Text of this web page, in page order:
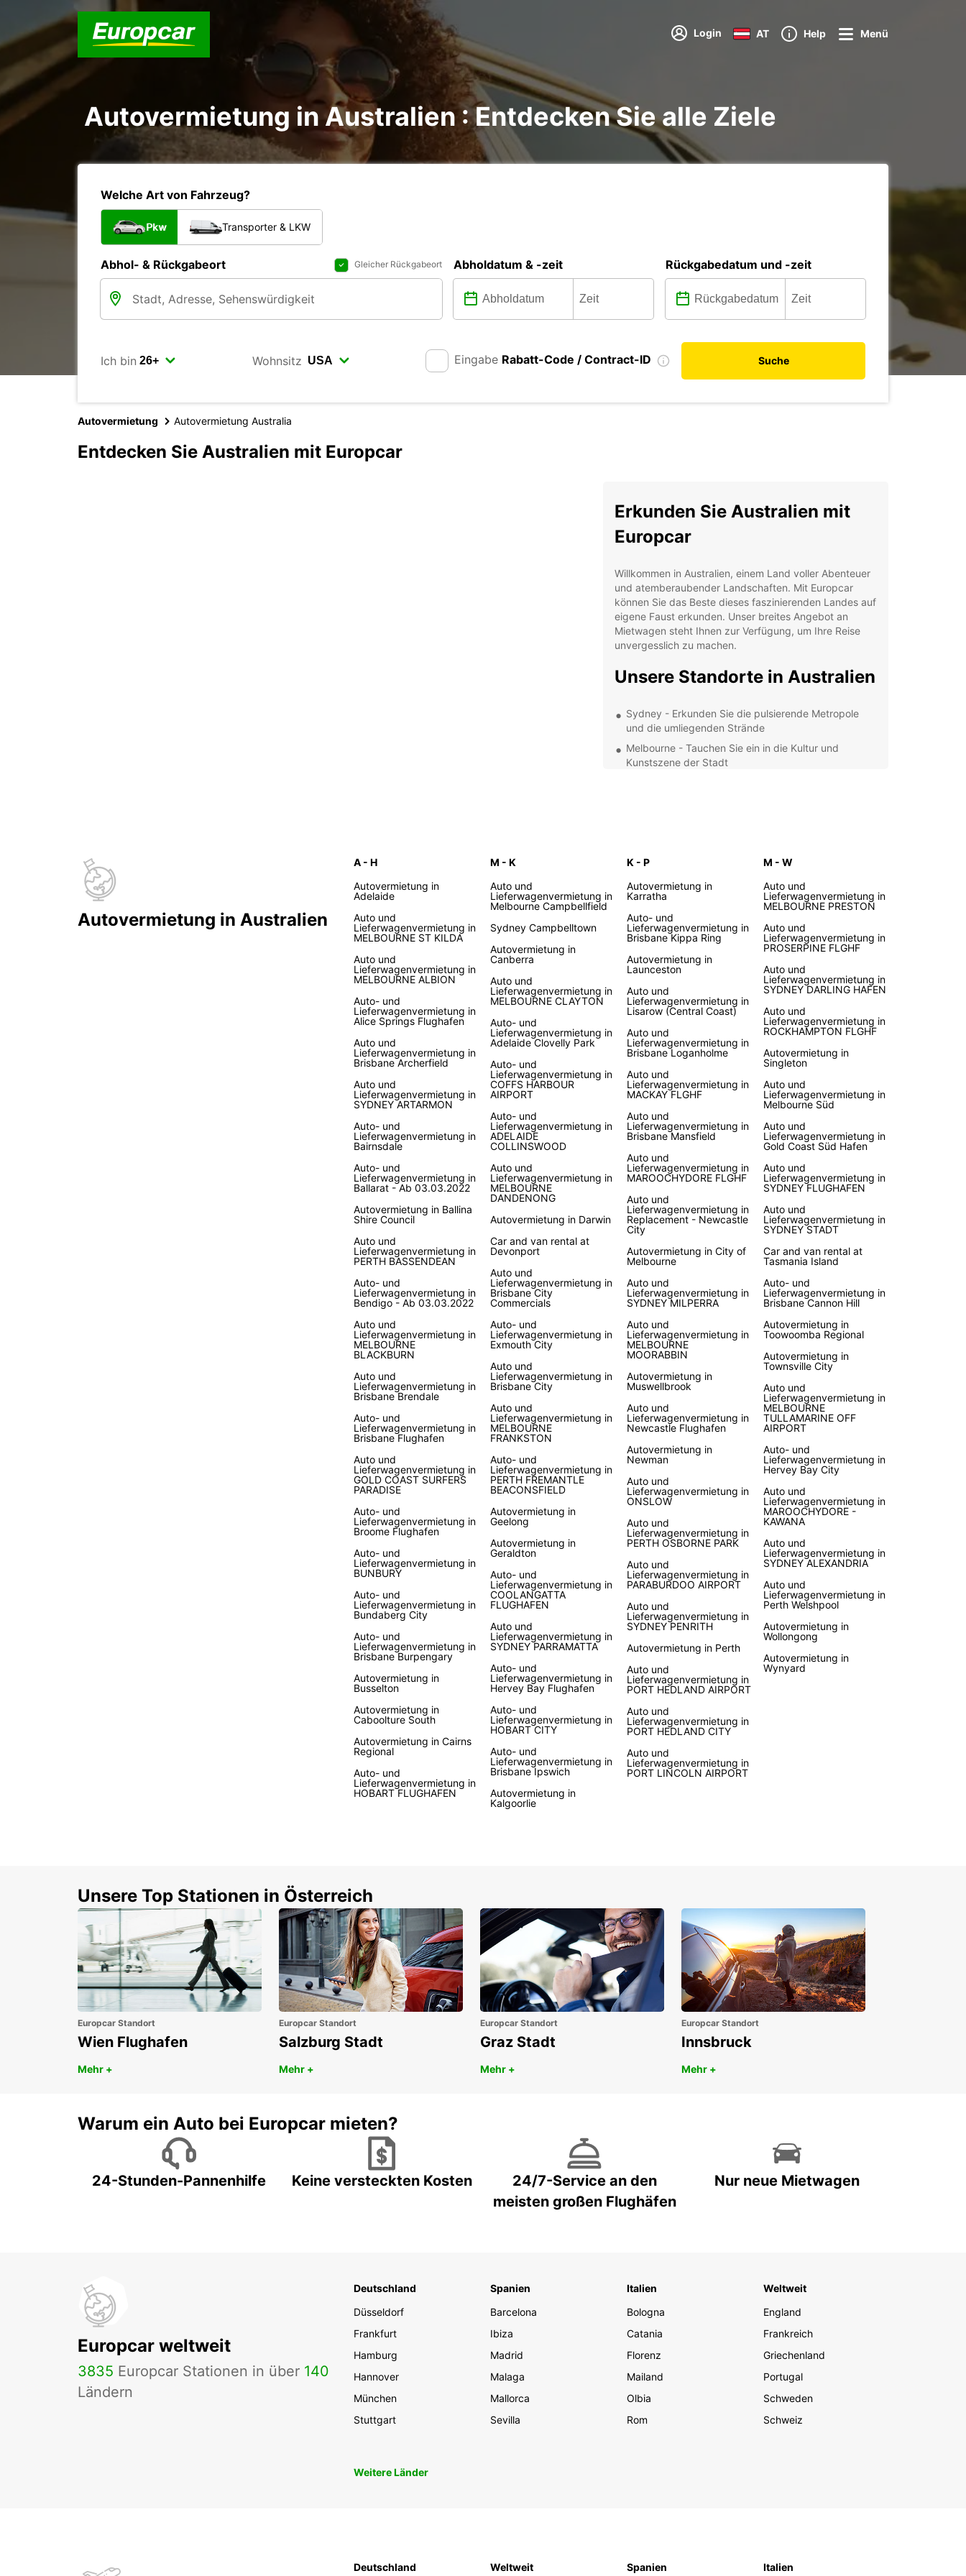
Login AT Help Menü
Autovermietung in Australien : Entdecken Sie alle Ziele
Welche Art von Fahrzeug?
Pkw Transporter & LKW
Abhol- & Rückgabeort Gleicher Rückgabeort Abholdatum & -zeit Rückgabedatum und -zeit
Ich bin Wohnsitz Eingabe Rabatt-Code / Contract-ID Suche
Autovermietung Autovermietung Australia
Entdecken Sie Australien mit Europcar
Erkunden Sie Australien mit
Europcar
Willkommen in Australien, einem Land voller Abenteuer
und atemberaubender Landschaften. Mit Europcar
können Sie das Beste dieses faszinierenden Landes auf
eigene Faust erkunden. Unser breites Angebot an
Mietwagen steht Ihnen zur Verfügung, um Ihre Reise
unvergesslich zu machen.
Unsere Standorte in Australien
Sydney - Erkunden Sie die pulsierende Metropole
und die umliegenden Strände
Melbourne - Tauchen Sie ein in die Kultur und
Kunstszene der Stadt
Warum Europcar wählen?
Europcar bietet Ihnen nicht nur eine große Auswahl an
Fahrzeugen, sondern auch exzellenten Service und
flexible Mietoptionen. Mit unserem professionellen
Team sorgen wir dafür, dass Ihre Reise reibungslos
Erkunden Sie Australien mit
Komfort und Bequemlichkeit
Unsere Mietfahrzeuge sind perfekt gewartet und
ausgestattet, um Ihre Reise so angenehm wie möglich
zu gestalten. Egal, ob Sie alleine, mit der Familie oder
geschäftlich unterwegs sind, Europcar hat das
passende Fahrzeug für Sie.
Buchen Sie noch heute
Planen Sie Ihre Reise nach Australien und reservieren
Sie Ihren Mietwagen bei Europcar. Mit unseren
günstigen Preisen und einfachen Buchungsoptionen
können Sie sich entspannt zurücklehnen und die
Vorfreude auf Ihr Abenteuer genießen.
Autovermietung in Australien
A - H
Autovermietung in
Adelaide
Auto und
Lieferwagenvermietung in
MELBOURNE ST KILDA
Auto und
Lieferwagenvermietung in
MELBOURNE ALBION
Auto- und
Lieferwagenvermietung in
Alice Springs Flughafen
Auto und
Lieferwagenvermietung in
Brisbane Archerfield
Auto und
Lieferwagenvermietung in
SYDNEY ARTARMON
Auto- und
Lieferwagenvermietung in
Bairnsdale
Auto- und
Lieferwagenvermietung in
Ballarat - Ab 03.03.2022
Autovermietung in Ballina
Shire Council
Auto und
Lieferwagenvermietung in
PERTH BASSENDEAN
Auto- und
Lieferwagenvermietung in
Bendigo - Ab 03.03.2022
Auto und
Lieferwagenvermietung in
MELBOURNE
BLACKBURN
Auto und
Lieferwagenvermietung in
Brisbane Brendale
Auto- und
Lieferwagenvermietung in
Brisbane Flughafen
Auto und
Lieferwagenvermietung in
GOLD COAST SURFERS
PARADISE
Auto- und
Lieferwagenvermietung in
Broome Flughafen
Auto- und
Lieferwagenvermietung in
BUNBURY
Auto- und
Lieferwagenvermietung in
Bundaberg City
Auto- und
Lieferwagenvermietung in
Brisbane Burpengary
Autovermietung in
Busselton
Autovermietung in
Caboolture South
Autovermietung in Cairns
Regional
Auto- und
Lieferwagenvermietung in
HOBART FLUGHAFEN
M - K
Auto und
Lieferwagenvermietung in
Melbourne Campbellfield
Sydney Campbelltown
Autovermietung in
Canberra
Auto und
Lieferwagenvermietung in
MELBOURNE CLAYTON
Auto- und
Lieferwagenvermietung in
Adelaide Clovelly Park
Auto- und
Lieferwagenvermietung in
COFFS HARBOUR
AIRPORT
Auto- und
Lieferwagenvermietung in
ADELAIDE
COLLINSWOOD
Auto und
Lieferwagenvermietung in
MELBOURNE
DANDENONG
Autovermietung in Darwin
Car and van rental at
Devonport
Auto und
Lieferwagenvermietung in
Brisbane City
Commercials
Auto- und
Lieferwagenvermietung in
Exmouth City
Auto und
Lieferwagenvermietung in
Brisbane City
Auto und
Lieferwagenvermietung in
MELBOURNE
FRANKSTON
Auto- und
Lieferwagenvermietung in
PERTH FREMANTLE
BEACONSFIELD
Autovermietung in
Geelong
Autovermietung in
Geraldton
Auto- und
Lieferwagenvermietung in
COOLANGATTA
FLUGHAFEN
Auto und
Lieferwagenvermietung in
SYDNEY PARRAMATTA
Auto- und
Lieferwagenvermietung in
Hervey Bay Flughafen
Auto- und
Lieferwagenvermietung in
HOBART CITY
Auto- und
Lieferwagenvermietung in
Brisbane Ipswich
Autovermietung in
Kalgoorlie
K - P
Autovermietung in
Karratha
Auto- und
Lieferwagenvermietung in
Brisbane Kippa Ring
Autovermietung in
Launceston
Auto und
Lieferwagenvermietung in
Lisarow (Central Coast)
Auto und
Lieferwagenvermietung in
Brisbane Loganholme
Auto und
Lieferwagenvermietung in
MACKAY FLGHF
Auto und
Lieferwagenvermietung in
Brisbane Mansfield
Auto und
Lieferwagenvermietung in
MAROOCHYDORE FLGHF
Auto und
Lieferwagenvermietung in
Replacement - Newcastle
City
Autovermietung in City of
Melbourne
Auto und
Lieferwagenvermietung in
SYDNEY MILPERRA
Auto und
Lieferwagenvermietung in
MELBOURNE
MOORABBIN
Autovermietung in
Muswellbrook
Auto und
Lieferwagenvermietung in
Newcastle Flughafen
Autovermietung in
Newman
Auto und
Lieferwagenvermietung in
ONSLOW
Auto und
Lieferwagenvermietung in
PERTH OSBORNE PARK
Auto und
Lieferwagenvermietung in
PARABURDOO AIRPORT
Auto und
Lieferwagenvermietung in
SYDNEY PENRITH
Autovermietung in Perth
Auto und
Lieferwagenvermietung in
PORT HEDLAND AIRPORT
Auto und
Lieferwagenvermietung in
PORT HEDLAND CITY
Auto und
Lieferwagenvermietung in
PORT LINCOLN AIRPORT
M - W
Auto und
Lieferwagenvermietung in
MELBOURNE PRESTON
Auto und
Lieferwagenvermietung in
PROSERPINE FLGHF
Auto und
Lieferwagenvermietung in
SYDNEY DARLING HAFEN
Auto und
Lieferwagenvermietung in
ROCKHAMPTON FLGHF
Autovermietung in
Singleton
Auto und
Lieferwagenvermietung in
Melbourne Süd
Auto und
Lieferwagenvermietung in
Gold Coast Süd Hafen
Auto und
Lieferwagenvermietung in
SYDNEY FLUGHAFEN
Auto und
Lieferwagenvermietung in
SYDNEY STADT
Car and van rental at
Tasmania Island
Auto- und
Lieferwagenvermietung in
Brisbane Cannon Hill
Autovermietung in
Toowoomba Regional
Autovermietung in
Townsville City
Auto und
Lieferwagenvermietung in
MELBOURNE
TULLAMARINE OFF
AIRPORT
Auto- und
Lieferwagenvermietung in
Hervey Bay City
Auto und
Lieferwagenvermietung in
MAROOCHYDORE -
KAWANA
Auto und
Lieferwagenvermietung in
SYDNEY ALEXANDRIA
Auto und
Lieferwagenvermietung in
Perth Welshpool
Autovermietung in
Wollongong
Autovermietung in
Wynyard
Unsere Top Stationen in Österreich
Europcar Standort
Wien Flughafen
Mehr +
Europcar Standort
Salzburg Stadt
Mehr +
Europcar Standort
Graz Stadt
Mehr +
Europcar Standort
Innsbruck
Mehr +
Warum ein Auto bei Europcar mieten?
24-Stunden-Pannenhilfe Keine versteckten Kosten
24/7-Service an den
meisten großen Flughäfen
Nur neue Mietwagen
Europcar weltweit
3835 Europcar Stationen in über 140
Ländern
Deutschland
Düsseldorf
Frankfurt
Hamburg
Hannover
München
Stuttgart
Spanien
Barcelona
Ibiza
Madrid
Malaga
Mallorca
Sevilla
Italien
Bologna
Catania
Florenz
Mailand
Olbia
Rom
Weltweit
England
Frankreich
Griechenland
Portugal
Schweden
Schweiz
Weitere Länder
Deutschland Weltweit Spanien Italien